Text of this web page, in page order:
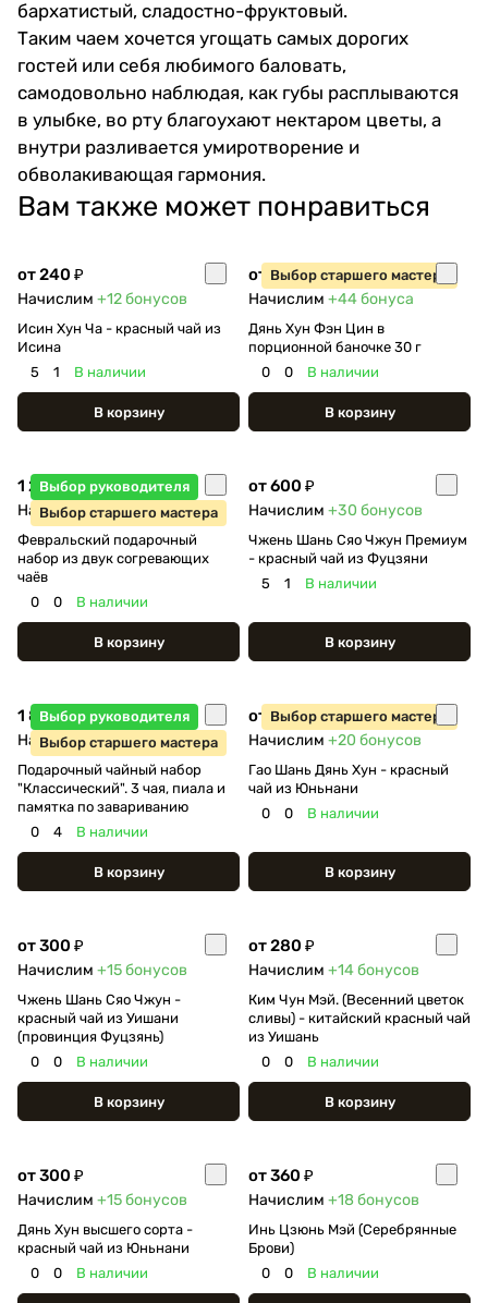
бархатистый, сладостно-фруктовый.
Таким чаем хочется угощать самых дорогих
гостей или себя любимого баловать,
самодовольно наблюдая, как губы расплываются
в улыбке, во рту благоухают нектаром цветы, а
внутри разливается умиротворение и
обволакивающая гармония.
Вам также может понравиться
от 240 ₽
Начислим +12бонусов
Исин Хун Ча - красный чай из
Исина
5
1 В наличии
В корзину
Выбор старшего мастера
от 890 ₽
Начислим +44бонуса
Дянь Хун Фэн Цин в
порционной баночке 30 г
0
0 В наличии
В корзину
Выбор руководителя
Выбор старшего мастера
1 250 ₽
Начислим+62 бонуса
Февральский подарочный
набор из двук согревающих
чаёв
0
0 В наличии
В корзину
от 600 ₽
Начислим +30 бонусов
Чжень Шань Сяо Чжун Премиум
- красный чай из Фуцзяни
5
1 В наличии
В корзину
Выбор руководителя
Выбор старшего мастера
1 800 ₽
Начислим+90 бонусов
Подарочный чайный набор
"Классический". 3 чая, пиала и
памятка по завариванию
0
4 В наличии
В корзину
Выбор старшего мастера
от 400 ₽
Начислим +20 бонусов
Гао Шань Дянь Хун - красный
чай из Юньнани
0
0 В наличии
В корзину
от 300 ₽
Начислим +15бонусов
Чжень Шань Сяо Чжун -
красный чай из Уишани
(провинция Фуцзянь)
0
0 В наличии
В корзину
от 280 ₽
Начислим +14бонусов
Ким Чун Мэй. (Весенний цветок
сливы) - китайский красный чай
из Уишань
0
0 В наличии
В корзину
от 300 ₽
Начислим +15бонусов
Дянь Хун высшего сорта -
красный чай из Юньнани
0
0 В наличии
от 360 ₽
Начислим +18бонусов
Инь Цзюнь Мэй (Серебрянные
Брови)
0
0 В наличии